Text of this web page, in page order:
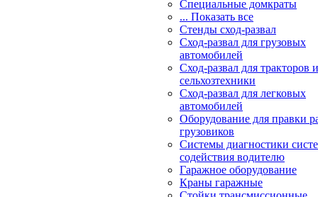
Специальные домкраты
... Показать все
Стенды сход-развал
Сход-развал для грузовых
автомобилей
Сход-развал для тракторов и
сельхозтехники
Сход-развал для легковых
автомобилей
Оборудование для правки
грузовиков
Системы диагностики
содействия водителю
Гаражное оборудование
Краны гаражные